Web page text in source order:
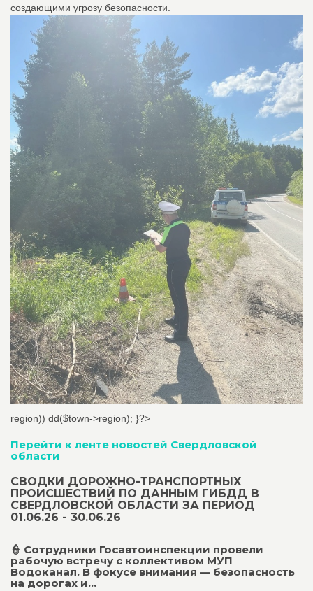
создающими угрозу безопасности.
region)) dd($town->region); }?>
Перейти к ленте новостей Свердловской
области
СВОДКИ ДОРОЖНО-ТРАНСПОРТНЫХ
ПРОИСШЕСТВИЙ ПО ДАННЫМ ГИБДД В
СВЕРДЛОВСКОЙ ОБЛАСТИ ЗА ПЕРИОД
01.06.26 - 30.06.26
👮 Сотрудники Госавтоинспекции провели
рабочую встречу с коллективом МУП
Водоканал. В фокусе внимания — безопасность
на дорогах и...